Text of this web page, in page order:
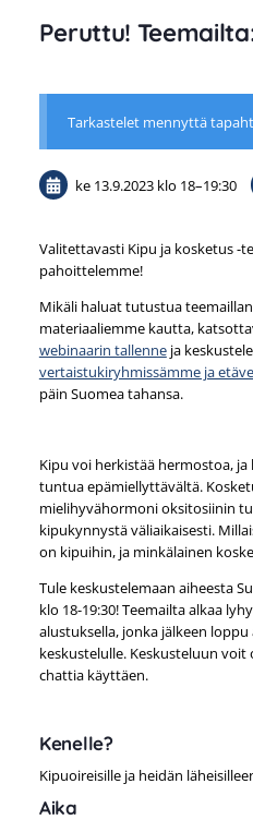
Peruttu!
Tarkastelet mennyttä
ke 13.9.2023 klo 18–19:30
Valitettavasti Kipu ja kosketus -
pahoittelemme!
Mikäli haluat tutustua
materiaaliemme kautta,
webinaarin tallenneja
vertaistukiryhmissämme ja
päin Suomea tahansa.
Kipu voi herkistää hermostoa,
tuntua epämiellyttävältä.
mielihyvähormoni oksitosiinin
kipukynnystä väliaikaisesti.
on kipuihin, ja minkälainen
Tule keskustelemaan aiheesta
klo 18-19:30! Teemailta alkaa
alustuksella, jonka jälkeen
keskustelulle. Keskusteluun
chattia käyttäen.
Kenelle?
Kipuoireisille ja heidän
Aika